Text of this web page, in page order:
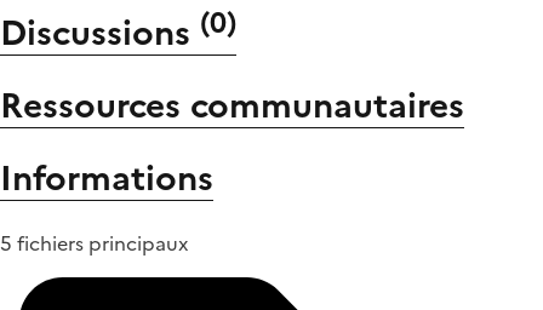
Discussions (0)
Ressources communautaires
Informations
5 fichiers principaux